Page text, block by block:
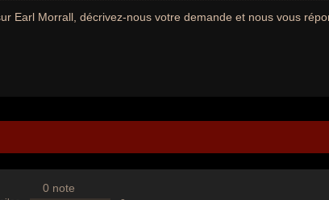
Earl Morrall, décrivez-nous votre demande et nous vous
0 note